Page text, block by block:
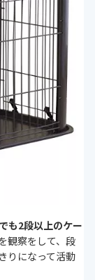
も2段以上のケー
観察をして、段
りになって活動